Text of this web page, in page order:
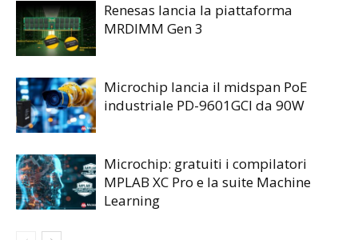
Renesas lancia la piattaforma
MRDIMM Gen 3
Microchip lancia il midspan PoE
industriale PD-9601GCI da 90W
Microchip: gratuiti i compilatori
MPLAB XC Pro e la suite Machine
Learning